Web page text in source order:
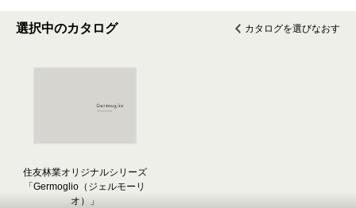
選択中のカタログ カタログを選びなおす
住友林業オリジナルシリーズ
「Germoglio（ジェルモーリ
オ）」